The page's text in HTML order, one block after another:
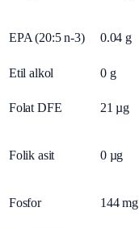
EPA (20:5 n-3) 0.04 g
Etil alkol 0 g
Folat DFE 21 µg
Folik asit 0 µg
Fosfor 144 mg